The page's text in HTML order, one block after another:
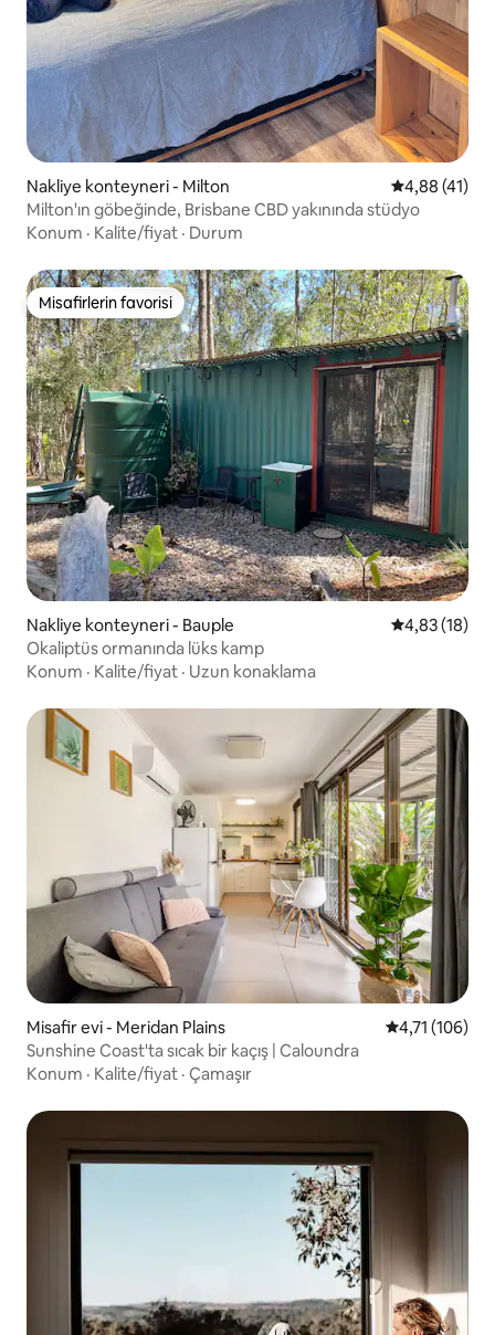
Nakliye konteyneri - Milton 5 üzerinden
4,88 (41)
Milton'ın göbeğinde, Brisbane CBD yakınında stüdyo
Konum · Kalite/fiyat · Durum
Misafirlerin favorisi
Misafirlerin favorisi
Nakliye konteyneri - Bauple 5 üzerinden
4,83 (18)
Okaliptüs ormanında lüks kamp
Konum · Kalite/fiyat · Uzun konaklama
Misafir evi - Meridan Plains 5 üzerinden
4,71 (106)
Sunshine Coast'ta sıcak bir kaçış | Caloundra
Konum · Kalite/fiyat · Çamaşır